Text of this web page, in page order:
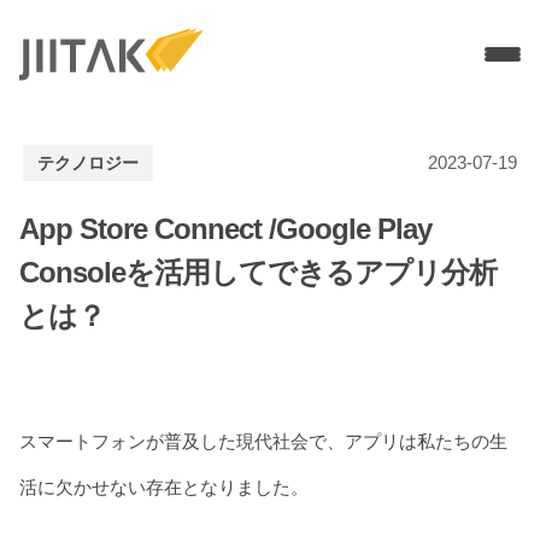
ソリューションデザイン
UI / UXデザイン
モバイルアプリ開発
WEBアプリ開発
Branch導入支援
3Dブランドサイト制作
React
Company
テクノロジー 2023-07-19
App Store Connect /Google Play
Consoleを活用してできるアプリ分析
とは？
スマートフォンが普及した現代社会で、アプリは私たちの生
活に欠かせない存在となりました。